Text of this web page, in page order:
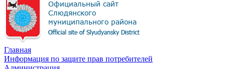
Главная
Информация по защите прав потребителей